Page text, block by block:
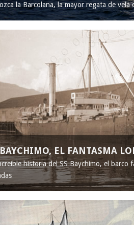
la Barcolana, la mayor regata de vela
EL FANTASMA
historia del SS Baychimo, el